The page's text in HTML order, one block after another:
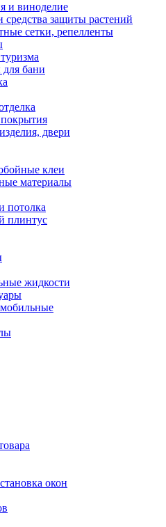
и виноделие
средства защиты растений
сетки, репелленты
для бани
двери
клеи
материалы
потолка
плинтус
жидкости
окон